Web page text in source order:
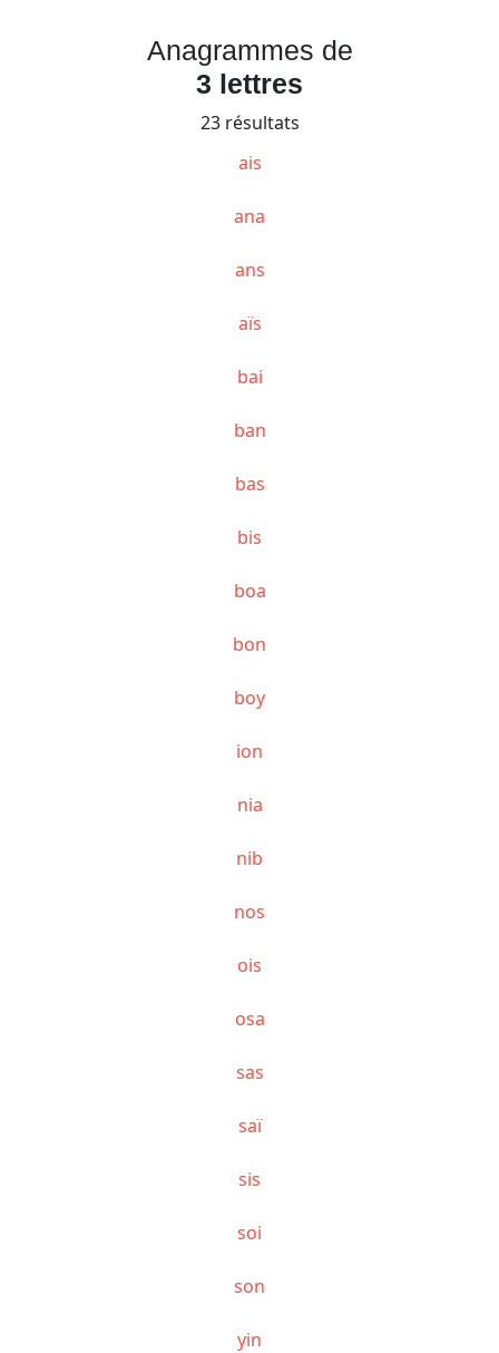
Anagrammes de
3 lettres
23 résultats
ais
ana
ans
aïs
bai
ban
bas
bis
boa
bon
boy
ion
nia
nib
nos
ois
osa
sas
saï
sis
soi
son
yin